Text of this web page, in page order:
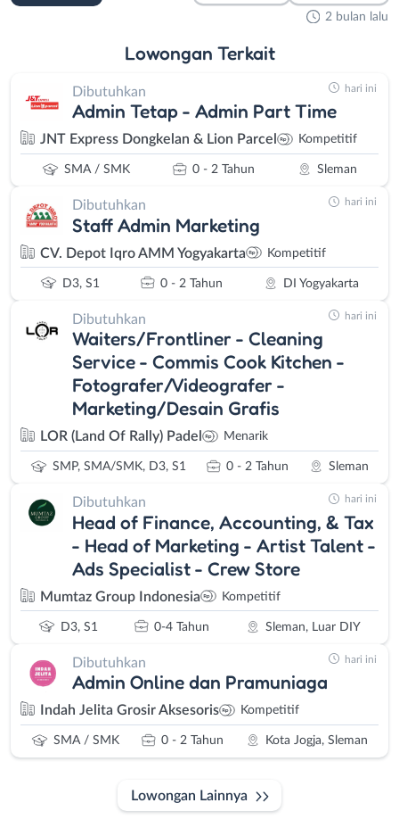
2 bulan lalu
Lowongan Terkait
Dibutuhkan
Admin Tetap - Admin Part Time
JNT Express Dongkelan & Lion Parcel Kompetitif
SMA / SMK 0 - 2 Tahun Sleman
hari ini
Dibutuhkan
Staff Admin Marketing
CV. Depot Iqro AMM Yogyakarta Kompetitif
D3, S1 0 - 2 Tahun DI Yogyakarta
hari ini
Dibutuhkan
Waiters/Frontliner - Cleaning
Service - Commis Cook Kitchen -
Fotografer/Videografer -
Marketing/Desain Grafis
LOR (Land Of Rally) Padel Menarik
SMP, SMA/SMK, D3, S1 0 - 2 Tahun Sleman
hari ini
Dibutuhkan
Head of Finance, Accounting, & Tax
- Head of Marketing - Artist Talent -
Ads Specialist - Crew Store
Mumtaz Group Indonesia Kompetitif
D3, S1 0-4 Tahun Sleman, Luar DIY
hari ini
Dibutuhkan
Admin Online dan Pramuniaga
Indah Jelita Grosir Aksesoris Kompetitif
SMA / SMK 0 - 2 Tahun Kota Jogja, Sleman
hari ini
Lowongan Lainnya